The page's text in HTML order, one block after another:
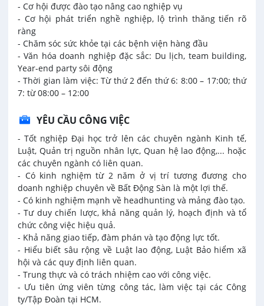
- Cơ hội được đào tạo nâng cao nghiệp vụ
- Cơ hội phát triển nghề nghiệp, lộ trình thăng tiến rõ
ràng
- Chăm sóc sức khỏe tại các bệnh viện hàng đầu
- Văn hóa doanh nghiệp đặc sắc: Du lịch, team building,
Year-end party sôi động
- Thời gian làm việc: Từ thứ 2 đến thứ 6: 8:00 – 17:00; thứ
7: từ 08:00 – 12:00
YÊU CẦU CÔNG VIỆC
- Tốt nghiệp Đại học trở lên các chuyên ngành Kinh tế,
Luật, Quản trị nguồn nhân lực, Quan hệ lao động,... hoặc
các chuyên ngành có liên quan.
- Có kinh nghiệm từ 2 năm ở vị trí tương đương cho
doanh nghiệp chuyên về Bất Động Sàn là một lợi thế.
- Có kinh nghiệm mạnh về headhunting và mảng đào tạo.
- Tư duy chiến lược, khả năng quản lý, hoạch định và tổ
chức công việc hiệu quả.
- Khả năng giao tiếp, đàm phán và tạo động lực tốt.
- Hiểu biết sâu rộng về Luật lao động, Luật Bảo hiểm xã
hội và các quy định liên quan.
- Trung thực và có trách nhiệm cao với công việc.
- Ưu tiên ứng viên từng công tác, làm việc tại các Công
ty/Tập Đoàn tại HCM.